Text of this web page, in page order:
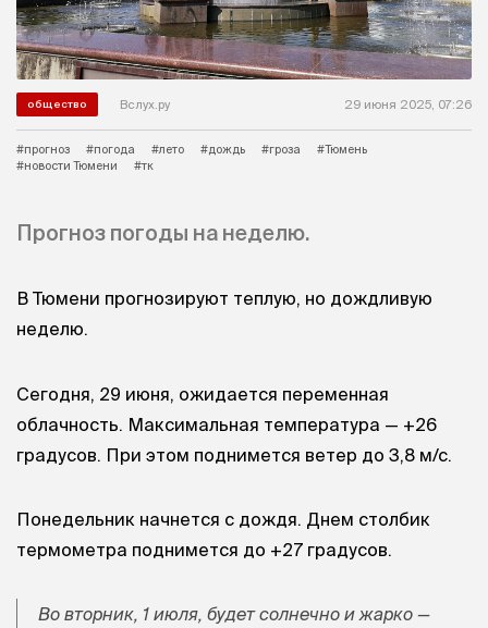
общество Вслух.ру 29 июня 2025, 07:26
#прогноз #погода #лето #дождь #гроза
#Тюмень
#новости Тюмени
#тк
Прогноз погоды на неделю.
В Тюмени прогнозируют теплую, но дождливую
неделю.
Сегодня, 29 июня, ожидается переменная
облачность. Максимальная температура — +26
градусов. При этом поднимется ветер до 3,8 м/с.
Понедельник начнется с дождя. Днем столбик
термометра поднимется до +27 градусов.
Во вторник, 1 июля, будет солнечно и жарко —